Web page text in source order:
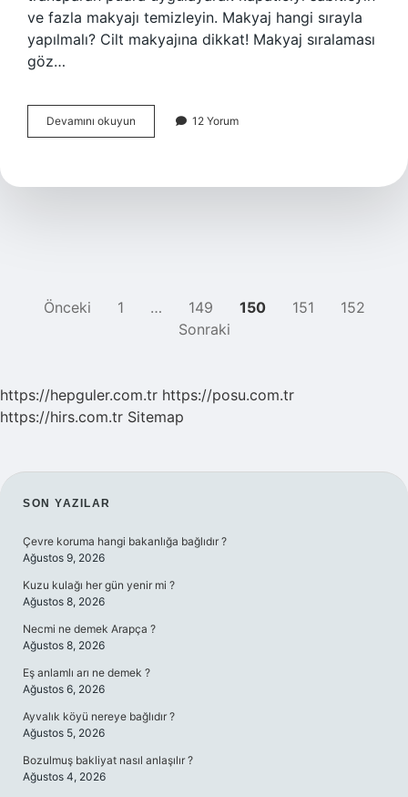
ve fazla makyajı temizleyin. Makyaj hangi sırayla
yapılmalı? Cilt makyajına dikkat! Makyaj sıralaması
göz…
Devamını okuyun
Makyaj
Olur
12 Yorum
YAZI
SAYFALAMASI
Önceki 1 … 149 150 151
152
Sonraki
https://hepguler.com.tr https://posu.com.tr
https://hirs.com.tr Sitemap
SIDEBAR
SON YAZILAR
Çevre koruma hangi bakanlığa bağlıdır ?
Ağustos 9, 2026
Kuzu kulağı her gün yenir mi ?
Ağustos 8, 2026
Necmi ne demek Arapça ?
Ağustos 8, 2026
Eş anlamlı arı ne demek ?
Ağustos 6, 2026
Ayvalık köyü nereye bağlıdır ?
Ağustos 5, 2026
Bozulmuş bakliyat nasıl anlaşılır ?
Ağustos 4, 2026